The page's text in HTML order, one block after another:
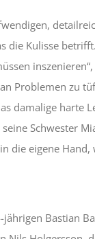
die Kulisse
Problemen zu
damalige harte
Schwester
die eigene
Bastian